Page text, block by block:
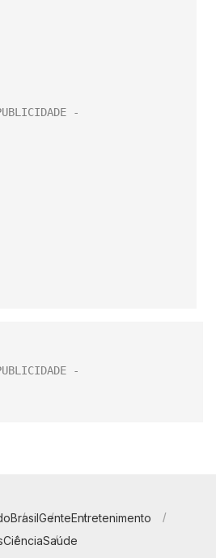
BrasilGenteEntretenimento
CiênciaSaúde